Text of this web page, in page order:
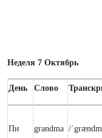
Неделя 7 Октябрь
День Слово
Пн grandma /